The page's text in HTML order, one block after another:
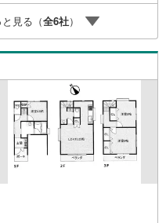
えております。またリフォー
ーネット予約で当日現地見学
地を見学する］をクリック
の方は「ご要望・ご質問欄」
！
見る（全6社）